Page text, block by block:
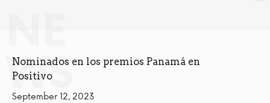
WS
Nominados en los premios Panamá en
Positivo
September 12, 2023